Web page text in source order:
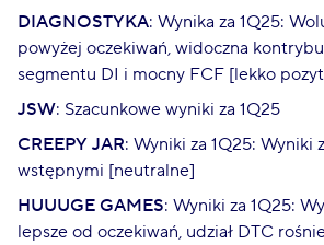
DIAGNOSTYKA: Wynika za 1Q25:
powyżej oczekiwań, widoczna
segmentu DI i mocny FCF [lekko
JSW: Szacunkowe wyniki za 1Q25
CREEPY JAR: Wyniki za 1Q25: Wyniki
wstępnymi [neutralne]
HUUUGE GAMES: Wyniki za 1Q25:
lepsze od oczekiwań, udział DTC